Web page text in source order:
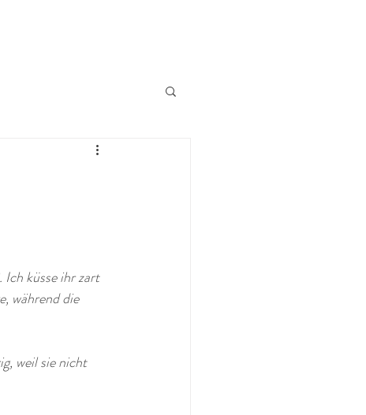
Ich küsse ihr zart
während die
weil sie nicht